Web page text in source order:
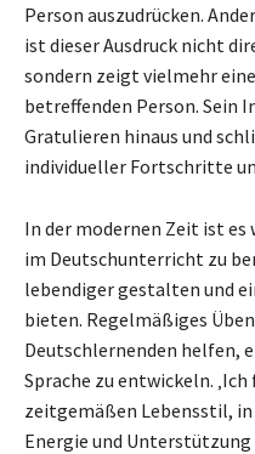
Person auszudrücken.
ist dieser Ausdruck nicht
sondern zeigt vielmehr
betreffenden Person. Sein
Gratulieren hinaus und
individueller Fortschritte
In der modernen Zeit ist es
im Deutschunterricht zu
lebendiger gestalten und
bieten. Regelmäßiges
Deutschlernenden helfen,
Sprache zu entwickeln.
zeitgemäßen Lebensstil,
Energie und